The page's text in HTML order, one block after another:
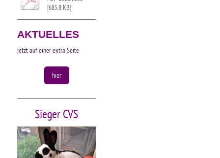
[685.8 KB]
AKTUELLES
jetzt auf einer extra Seite
hier
Sieger CVS